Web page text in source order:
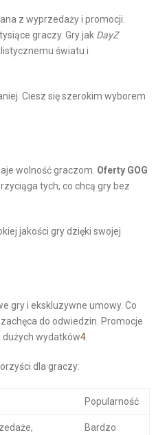
z wyprzedaży i promocji.
graczy. Gry jak DayZ
światu i
Ciesz się szerokim wyborem
wolność graczom. Oferty GOG
tych, co chcą gry bez
jakości gry dzięki swojej
gry i ekskluzywne umowy. Co
do odwiedzin. Promocje
wydatków4.
dla graczy:
Popularność
Bardzo